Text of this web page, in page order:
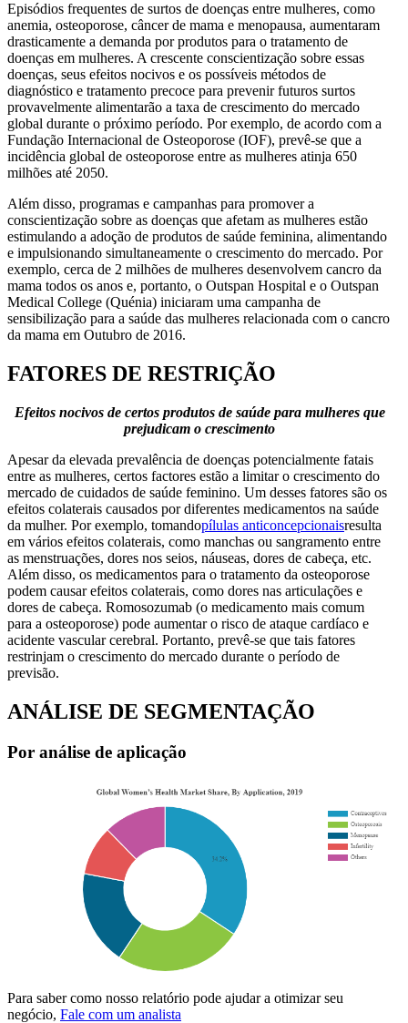
Episódios frequentes de surtos de doenças entre mulheres, como
anemia, osteoporose, câncer de mama e menopausa, aumentaram
drasticamente a demanda por produtos para o tratamento de
doenças em mulheres. A crescente conscientização sobre essas
doenças, seus efeitos nocivos e os possíveis métodos de
diagnóstico e tratamento precoce para prevenir futuros surtos
provavelmente alimentarão a taxa de crescimento do mercado
global durante o próximo período. Por exemplo, de acordo com a
Fundação Internacional de Osteoporose (IOF), prevê-se que a
incidência global de osteoporose entre as mulheres atinja 650
milhões até 2050.
Além disso, programas e campanhas para promover a
conscientização sobre as doenças que afetam as mulheres estão
estimulando a adoção de produtos de saúde feminina, alimentando
e impulsionando simultaneamente o crescimento do mercado. Por
exemplo, cerca de 2 milhões de mulheres desenvolvem cancro da
mama todos os anos e, portanto, o Outspan Hospital e o Outspan
Medical College (Quénia) iniciaram uma campanha de
sensibilização para a saúde das mulheres relacionada com o cancro
da mama em Outubro de 2016.
FATORES DE RESTRIÇÃO
Efeitos nocivos de certos produtos de saúde para mulheres que
prejudicam o crescimento
Apesar da elevada prevalência de doenças potencialmente fatais
entre as mulheres, certos factores estão a limitar o crescimento do
mercado de cuidados de saúde feminino. Um desses fatores são os
efeitos colaterais causados ​​por diferentes medicamentos na saúde
da mulher. Por exemplo, tomandopílulas anticoncepcionaisresulta
em vários efeitos colaterais, como manchas ou sangramento entre
as menstruações, dores nos seios, náuseas, dores de cabeça, etc.
Além disso, os medicamentos para o tratamento da osteoporose
podem causar efeitos colaterais, como dores nas articulações e
dores de cabeça. Romosozumab (o medicamento mais comum
para a osteoporose) pode aumentar o risco de ataque cardíaco e
acidente vascular cerebral. Portanto, prevê-se que tais fatores
restrinjam o crescimento do mercado durante o período de
previsão.
ANÁLISE DE SEGMENTAÇÃO
Por análise de aplicação
Para saber como nosso relatório pode ajudar a otimizar seu
negócio, Fale com um analista